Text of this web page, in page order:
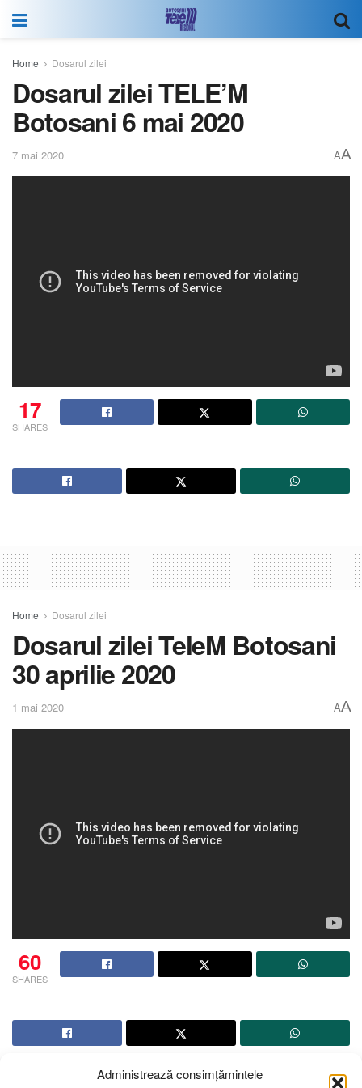
Administrează consimțămintele
Home Dosarul zilei
Dosarul zilei TELE’M
Botosani 6 mai 2020
7 mai 2020 AA
17
SHARES
Home Dosarul zilei
Dosarul zilei TeleM Botosani
30 aprilie 2020
1 mai 2020 AA
60
SHARES